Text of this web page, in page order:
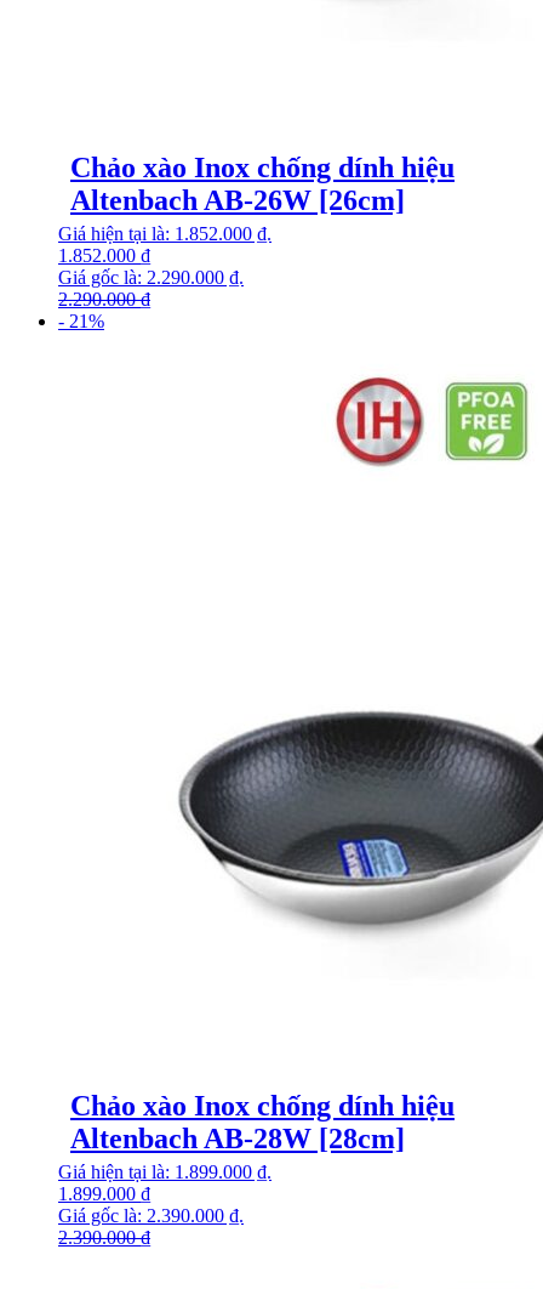
Chảo xào Inox chống dính hiệu
Altenbach AB-26W [26cm]
2.290.000₫
Giá gốc là: 2.290.000 ₫.
1.852.000 ₫
Giá hiện tại là: 1.852.000 ₫.
- 21%
Chảo xào Inox chống dính hiệu
Altenbach AB-28W [28cm]
2.390.000₫
Giá gốc là: 2.390.000 ₫.
1.899.000 ₫
Giá hiện tại là: 1.899.000 ₫.